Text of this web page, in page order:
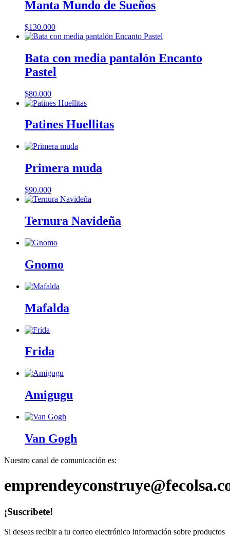
Manta Mundo de Sueños
$130.000
Bata con media pantalón Encanto
Pastel
$80.000
Patines Huellitas
Primera muda
$90.000
Ternura Navideña
Gnomo
Mafalda
Frida
Amigugu
Van Gogh
Nuestro canal de comunicación es:
¡Suscríbete!
Si deseas recibir a tu correo electrónico información sobre productos